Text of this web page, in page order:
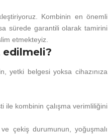
Kombinin en önemli
sürede garantili olarak tamirini
etmekteyiz.
edilmeli?
yetki belgesi yoksa cihazınıza
ile kombinin çalışma verimliliğini
çekiş durumunun, yoğuşmalı